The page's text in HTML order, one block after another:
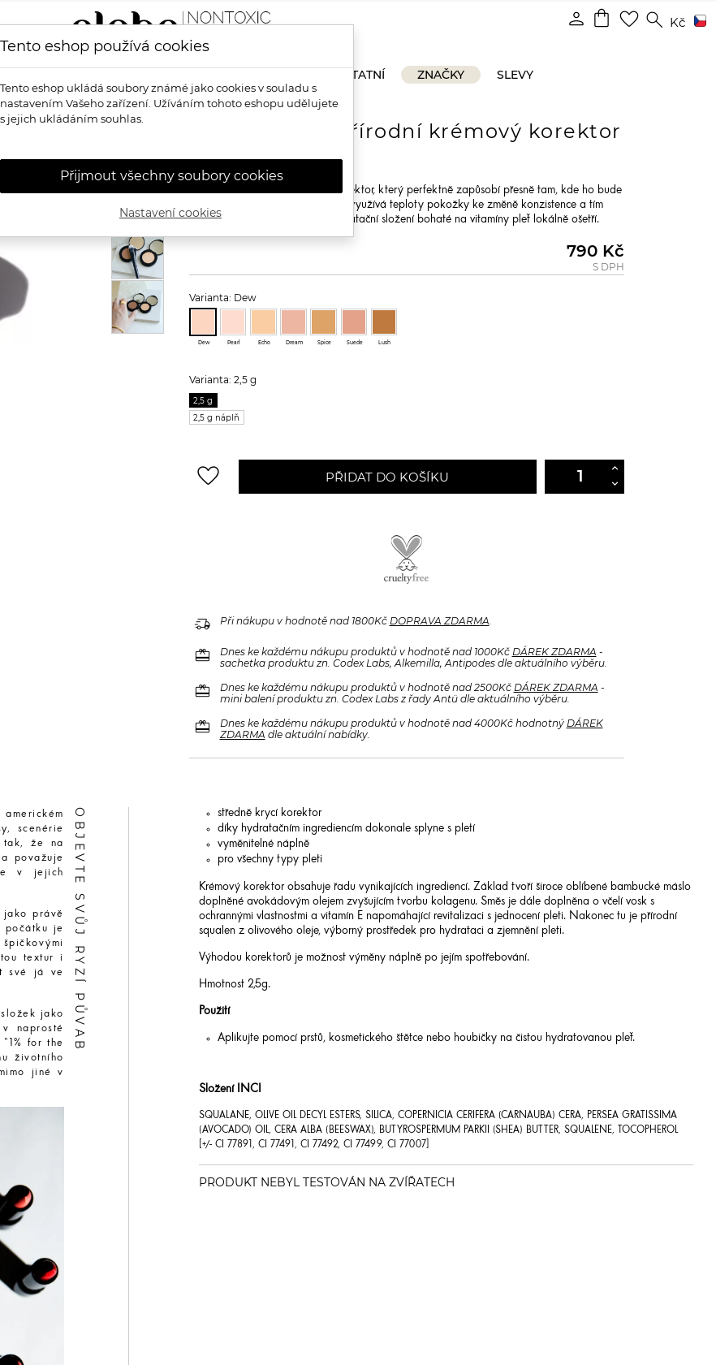
shopping_bag favorite_border search Kč
person
OSTATNÍ ZNAČKY SLEVY
Přírodní krémový korektor
Vysoce komfortní a plně krycí korektor, který perfektně zapůsobí přesně tam, kde ho bude
třeba. Chytře navržená receptura využívá teploty pokožky ke změně konzistence a tím
bezvadnému splynutí s pletí. Hydratační složení bohaté na vitamíny pleť lokálně ošetří.
790 Kč
S DPH
Varianta: Dew
Dew Pearl Echo Dream Spice Suede Lush
Varianta: 2,5 g
2,5 g
2,5 g náplň
favorite_border PŘIDAT DO KOŠÍKU
delivery_truck_speed Při nákupu v hodnotě nad 1800Kč DOPRAVA ZDARMA.
redeem Dnes ke každému nákupu produktů v hodnotě nad 1000Kč DÁREK ZDARMA -
sachetka produktu zn. Codex Labs, Alkemilla, Antipodes dle aktuálního výběru.
redeem Dnes ke každému nákupu produktů v hodnotě nad 2500Kč DÁREK ZDARMA -
mini balení produktu zn. Codex Labs z řady Antü dle aktuálního výběru.
redeem Dnes ke každému nákupu produktů v hodnotě nad 4000Kč hodnotný DÁREK
ZDARMA dle aktuální nabídky.
scenérie
tak, že na
považuje
v jejich
jako právě
počátku je
textur i
své já ve
jako
naprosté
for the
životního
jiné v
OBJEVTE SVŮJ RYZÍ PŮVAB
středně krycí korektor
díky hydratačním ingrediencím dokonale splyne s pletí
vyměnitelné náplně
pro všechny typy pleti
Krémový korektor obsahuje řadu vynikajících ingrediencí. Základ tvoří široce oblíbené bambucké máslo
doplněné avokádovým olejem zvyšujícím tvorbu kolagenu. Směs je dále doplněna o včelí vosk s
ochrannými vlastnostmi a vitamín E napomáhající revitalizaci s jednocení pleti. Nakonec tu je přírodní
squalen z olivového oleje, výborný prostředek pro hydrataci a zjemnění pleti.
Výhodou korektorů je možnost výměny náplně po jejím spotřebování.
Hmotnost 2,5g.
Použití
Aplikujte pomocí prstů, kosmetického štětce nebo houbičky na čistou hydratovanou pleť.
Složení INCI
SQUALANE, OLIVE OIL DECYL ESTERS, SILICA, COPERNICIA CERIFERA (CARNAUBA) CERA, PERSEA GRATISSIMA
(AVOCADO) OIL, CERA ALBA (BEESWAX), BUTYROSPERMUM PARKII (SHEA) BUTTER, SQUALENE, TOCOPHEROL
[+/- CI 77891, CI 77491, CI 77492, CI 77499, CI 77007]
Tento eshop používá cookies
Tento eshop ukládá soubory známé jako cookies v souladu s
nastavením Vašeho zařízení. Užíváním tohoto eshopu udělujete
s jejich ukládáním souhlas.
Přijmout všechny soubory cookies
Nastavení cookies